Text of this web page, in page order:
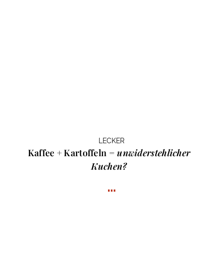
LECKER
Kaffee + Kartoffeln =unwiderstehlicher
Kuchen?
…